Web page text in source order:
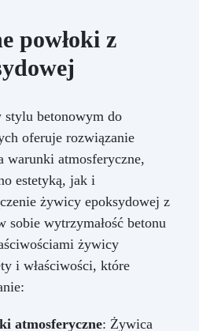
powłoki z
betonowym do
oferuje rozwiązanie
warunki atmosferyczne,
estetyką, jak i
żywicy epoksydowej z
sobie wytrzymałość betonu
żywicy
i właściwości, które
atmosferyczne: Żywica